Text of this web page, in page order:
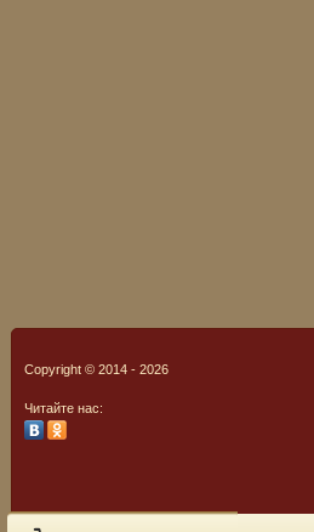
Copyright © 2014 - 2026
Читайте нас: